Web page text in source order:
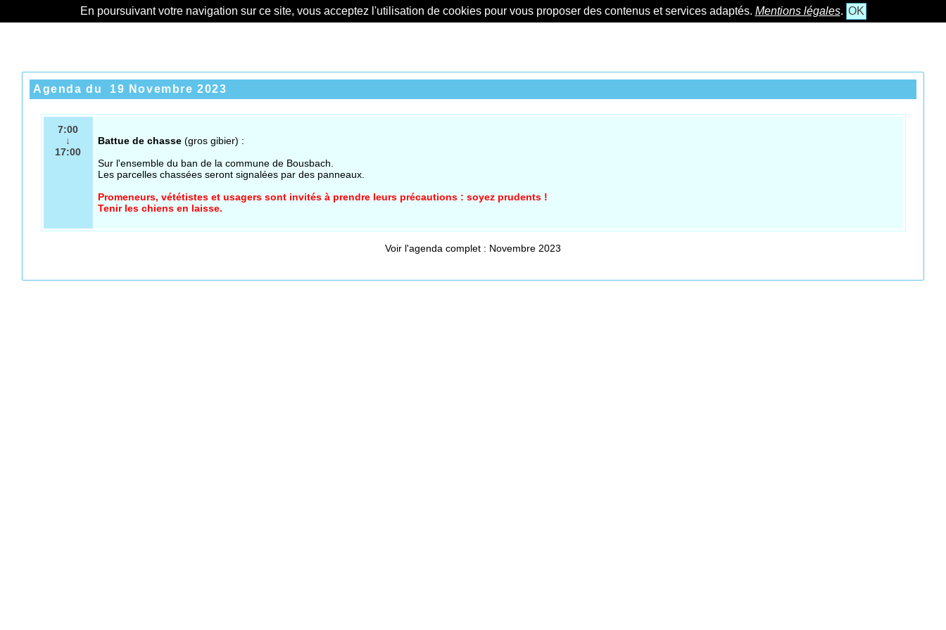
En poursuivant votre navigation sur ce site, vous acceptez l'utilisation de cookies pour vous proposer des contenus et services adaptés. Mentions légales. OK
Agenda du 19 Novembre 2023
7:00
↓
17:00
Battue de chasse(gros gibier) :
Sur l'ensemble du ban de la commune de Bousbach.
Les parcelles chassées seront signalées par des panneaux.
Promeneurs, vététistes et usagers sont invités à prendre leurs précautions : soyez prudents !
Tenir les chiens en laisse.
Voir l'agenda complet : Novembre 2023